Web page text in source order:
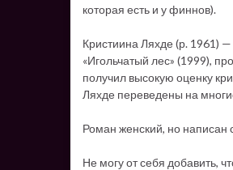
которая есть и у финнов).
Кристиина Ляхде (р. 1961)
«Игольчатый лес» (1999),
получил высокую оценку
Ляхде переведены на
Роман женский, но
Не могу от себя добавить,